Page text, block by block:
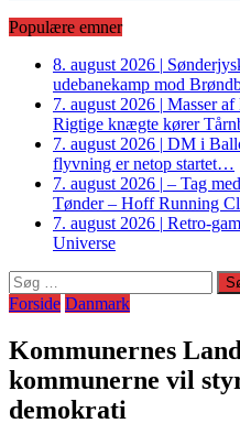
Populære emner
8. august 2026 |
udebanekamp mod
7. august 2026 | Masser af
Rigtige knægte kører
7. august 2026 | DM i
flyvning er netop startet…
7. august 2026 | – Tag
Tønder – Hoff Running
7. august 2026 | Retro-
Universe
Søg
efter:
Forside Danmark
Kommunernes
kommunerne vil
demokrati